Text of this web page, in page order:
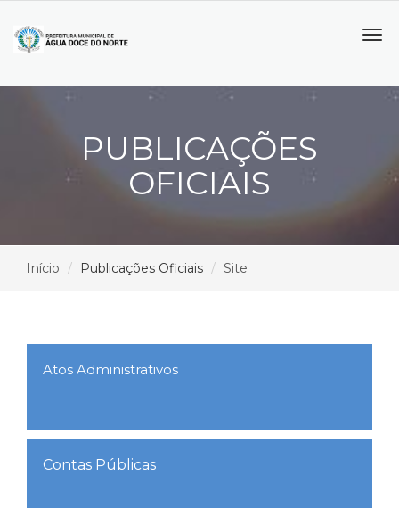
PUBLICAÇÕES
OFICIAIS
Início Publicações Oficiais Site
Atos Administrativos
Contas Públicas